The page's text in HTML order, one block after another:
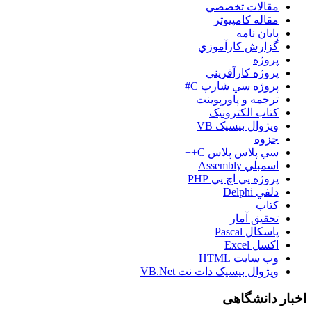
مقالات تخصصي
مقاله کامپیوتر
پایان نامه
گزارش کارآموزي
پروژه
پروژه کارآفريني
پروژه سي شارپ C#
ترجمه و پاورپوينت
کتاب الکترونيک
ويژوال بيسيک VB
جزوه
سي پلاس پلاس C++
اسمبلي Assembly
پروژه پي اچ پي PHP
دلفي Delphi
کتاب
تحقيق آمار
پاسکال Pascal
اکسل Excel
وب سايت HTML
ويژوال بيسيک دات نت VB.Net
اخبار دانشگاهی